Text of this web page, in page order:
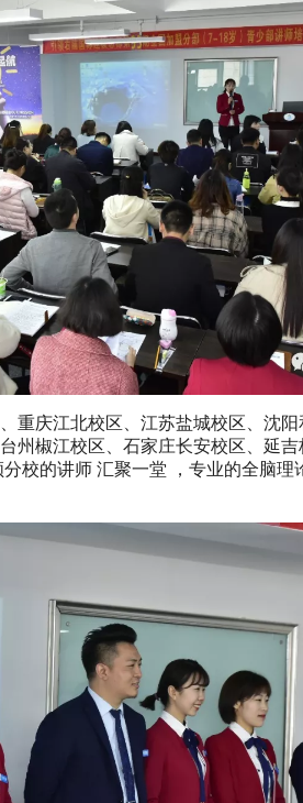
庆江北校区、江苏盐城校区、沈
椒江校区、石家庄长安校区、延
的讲师 汇聚一堂 ，专业的全脑